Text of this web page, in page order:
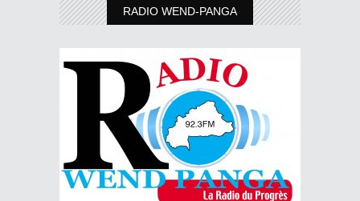
RADIO WEND-PANGA